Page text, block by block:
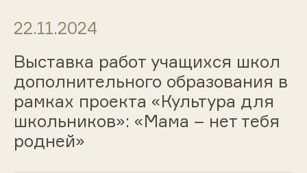
22.11.2024
Выставка работ учащихся школ
дополнительного образования в
рамках проекта «Культура для
школьников»: «Мама – нет тебя
родней»